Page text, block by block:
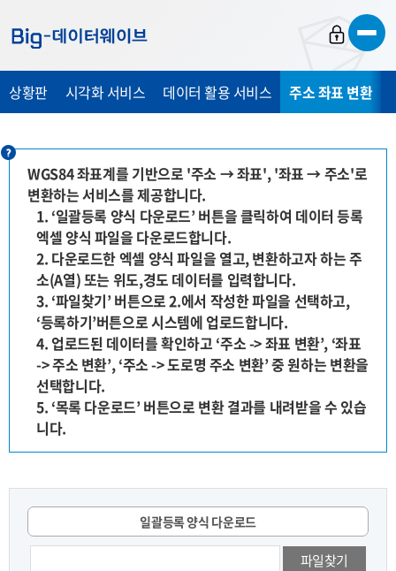
가
가
가
상황판 시각화 서비스 데이터 활용 서비스 주소 좌표 변환
WGS84 좌표계를 기반으로 '주소 → 좌표', '좌표 → 주소'로
변환하는 서비스를 제공합니다.
1. ‘일괄등록 양식 다운로드’ 버튼을 클릭하여 데이터 등록
엑셀 양식 파일을 다운로드합니다.
2. 다운로드한 엑셀 양식 파일을 열고, 변환하고자 하는 주
소(A열) 또는 위도,경도 데이터를 입력합니다.
3. ‘파일찾기’ 버튼으로 2.에서 작성한 파일을 선택하고,
‘등록하기’버튼으로 시스템에 업로드합니다.
4. 업로드된 데이터를 확인하고 ‘주소 -> 좌표 변환’, ‘좌표
-> 주소 변환’, ‘주소 -> 도로명 주소 변환’ 중 원하는 변환을
선택합니다.
5. ‘목록 다운로드’ 버튼으로 변환 결과를 내려받을 수 있습
니다.
일괄등록 양식 다운로드
파일찾기